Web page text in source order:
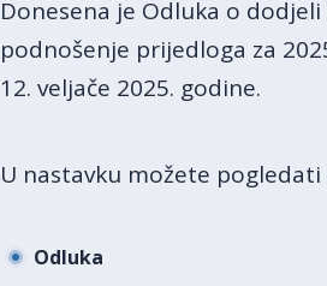
Donesena je Odluka o
podnošenje prijedloga za
12. veljače 2025. godine.
U nastavku možete
Odluka